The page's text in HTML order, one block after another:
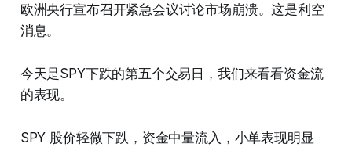
欧洲央行宣布召开紧急会议讨论市场崩溃。这是利空
消息。
今天是SPY下跌的第五个交易日，我们来看看资金流
的表现。
SPY 股价轻微下跌，资金中量流入，小单表现明显